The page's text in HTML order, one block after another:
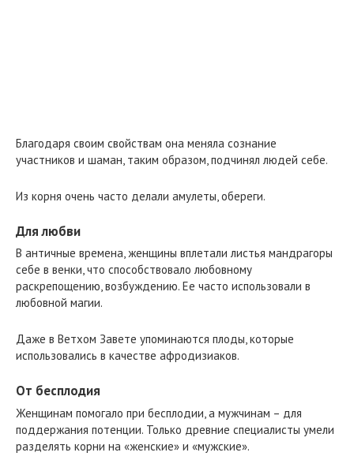
Благодаря своим свойствам она меняла сознание
участников и шаман, таким образом, подчинял людей себе.
Из корня очень часто делали амулеты, обереги.
Для любви
В античные времена, женщины вплетали листья мандрагоры
себе в венки, что способствовало любовному
раскрепощению, возбуждению. Ее часто использовали в
любовной магии.
Даже в Ветхом Завете упоминаются плоды, которые
использовались в качестве афродизиаков.
От бесплодия
Женщинам помогало при бесплодии, а мужчинам – для
поддержания потенции. Только древние специалисты умели
разделять корни на «женские» и «мужские».